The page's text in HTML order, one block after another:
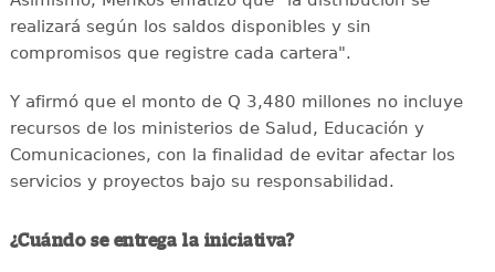
realizará según los saldos disponibles y sin
compromisos que registre cada cartera".
Y afirmó que el monto de Q 3,480 millones no incluye
recursos de los ministerios de Salud, Educación y
Comunicaciones, con la finalidad de evitar afectar los
servicios y proyectos bajo su responsabilidad.
¿Cuándo se entrega la iniciativa?